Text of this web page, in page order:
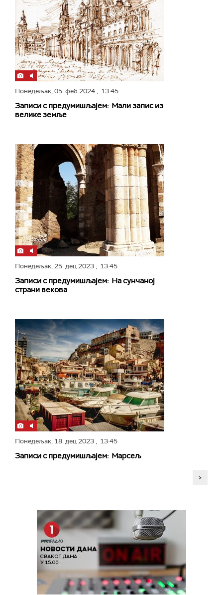
Понедељак,05. феб 2024, 13:45
Записи с предумишљајем: Мали запис из
велике земље
Понедељак,25. дец 2023, 13:45
Записи с предумишљајем: На сунчаној
страни векова
Понедељак, 18. дец 2023, 13:45
Записи с предумишљајем: Марсељ
>